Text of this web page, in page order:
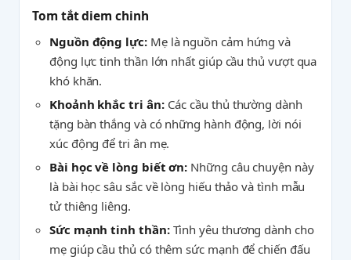
Tom tắt diem chinh
Nguồn động lực:Mẹ là nguồn cảm hứng và
động lực tinh thần lớn nhất giúp cầu thủ vượt qua
khó khăn.
Khoảnh khắc tri ân:Các cầu thủ thường dành
tặng bàn thắng và có những hành động, lời nói
xúc động để tri ân mẹ.
Bài học về lòng biết ơn: Những câu chuyện này
là bài học sâu sắc về lòng hiếu thảo và tình mẫu
tử thiêng liêng.
Sức mạnh tinh thần:Tình yêu thương dành cho
mẹ giúp cầu thủ có thêm sức mạnh để chiến đấu